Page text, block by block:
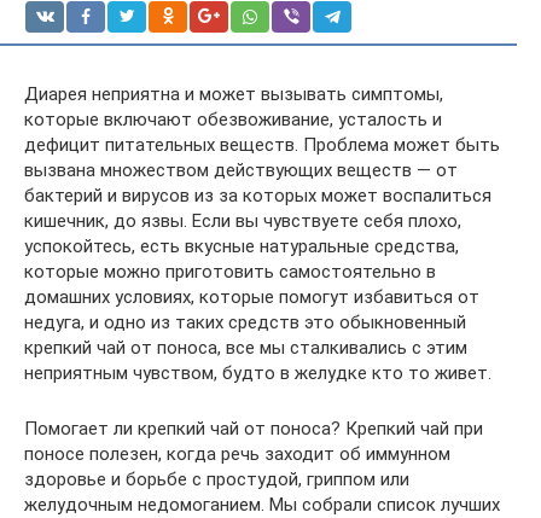
Диарея неприятна и может вызывать симптомы,
которые включают обезвоживание, усталость и
дефицит питательных веществ. Проблема может быть
вызвана множеством действующих веществ — от
бактерий и вирусов из за которых может воспалиться
кишечник, до язвы. Если вы чувствуете себя плохо,
успокойтесь, есть вкусные натуральные средства,
которые можно приготовить самостоятельно в
домашних условиях, которые помогут избавиться от
недуга, и одно из таких средств это обыкновенный
крепкий чай от поноса, все мы сталкивались с этим
неприятным чувством, будто в желудке кто то живет.
Помогает ли крепкий чай от поноса? Крепкий чай при
поносе полезен, когда речь заходит об иммунном
здоровье и борьбе с простудой, гриппом или
желудочным недомоганием. Мы собрали список лучших